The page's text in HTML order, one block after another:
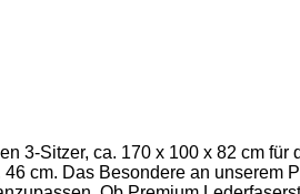
3-Sitzer, ca. 170 x 100 x 82 cm für
cm. Das Besondere an unserem